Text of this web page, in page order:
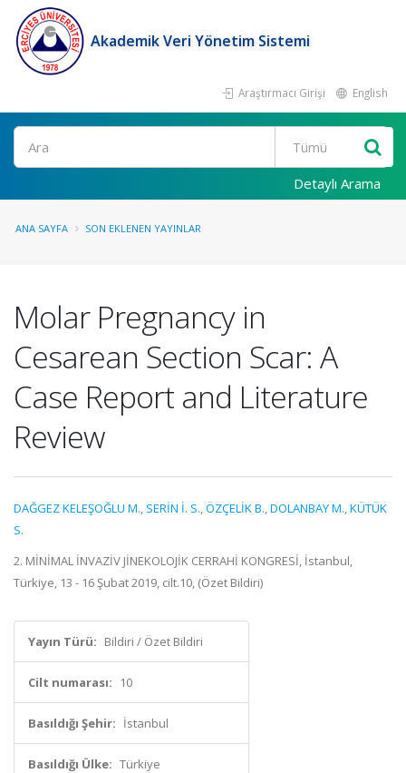
Akademik Veri Yönetim Sistemi
Araştırmacı Girişi English
Ara
Detaylı Arama
ANA SAYFA SON EKLENEN YAYINLAR
Molar Pregnancy in
Cesarean Section Scar: A
Case Report and Literature
Review
DAĞGEZ KELEŞOĞLU M., SERİN İ. S.,ÖZÇELİK B.,DOLANBAY M.,KÜTÜK
S.
2. MİNİMAL İNVAZİV JİNEKOLOJİK CERRAHİ KONGRESİ, İstanbul,
Türkiye, 13 - 16 Şubat 2019, cilt.10, (Özet Bildiri)
Yayın Türü: Bildiri / Özet Bildiri
Cilt numarası: 10
Basıldığı Şehir: İstanbul
Basıldığı Ülke: Türkiye